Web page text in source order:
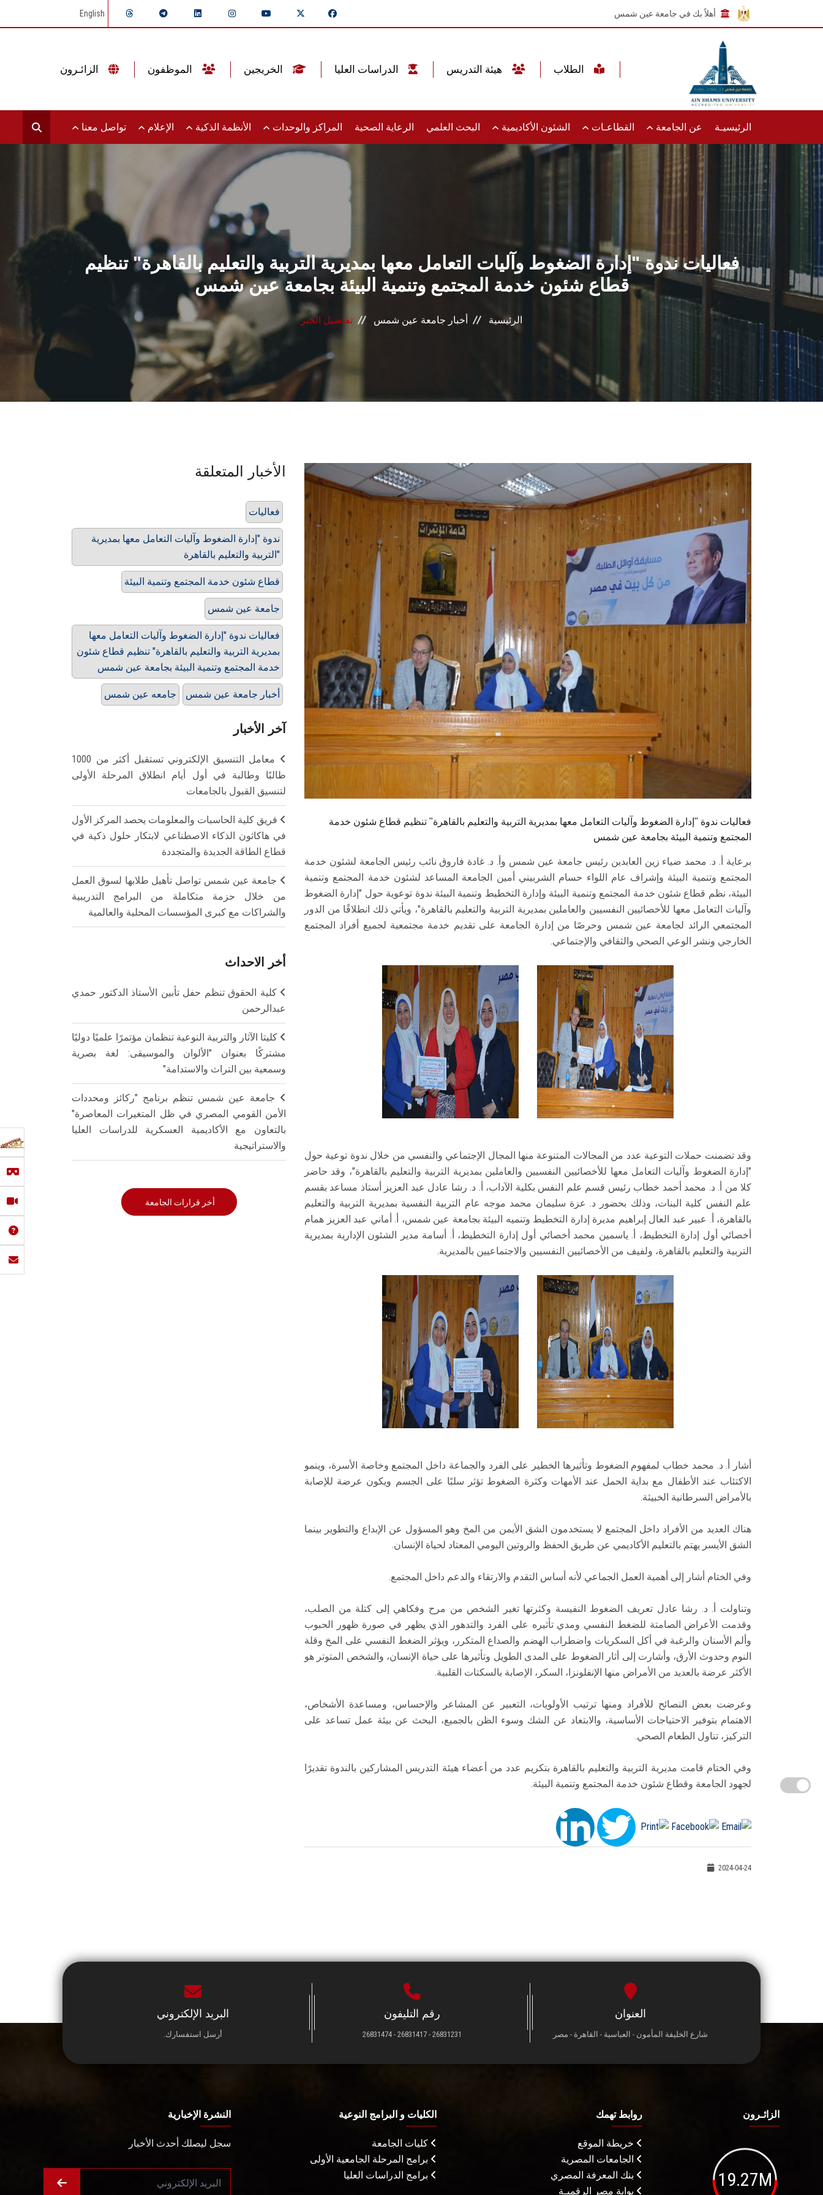
أهلاً بك في جامعة عين شمس English
الرئيسيـة عن الجامعة القطاعـات الشئون الأكاديمية البحث العلمي الرعاية الصحية المراكز والوحدات الأنظمة الذكية الإعلام تواصل معنا
فعاليات ندوة "إدارة الضغوط وآليات التعامل معها بمديرية التربية والتعليم بالقاهرة" تنظيم
قطاع شئون خدمة المجتمع وتنمية البيئة بجامعة عين شمس
الرئيسية أخبار جامعة عين شمس تفاصيل الخبر
فعاليات ندوة "إدارة الضغوط وآليات التعامل معها بمديرية التربية والتعليم بالقاهرة" تنظيم قطاع شئون خدمة
المجتمع وتنمية البيئة بجامعة عين شمس
برعاية أ. د. محمد ضياء زين العابدين رئيس جامعة عين شمس وأ. د. غادة فاروق نائب رئيس الجامعة لشئون خدمة
المجتمع وتنمية البيئة وإشراف عام اللواء حسام الشربيني أمين الجامعة المساعد لشئون خدمة المجتمع وتنمية
البيئة، نظم قطاع شئون خدمة المجتمع وتنمية البيئة وإدارة التخطيط وتنمية البيئة ندوة توعوية حول "إدارة الضغوط
وآليات التعامل معها للأخصائيين النفسيين والعاملين بمديرية التربية والتعليم بالقاهرة"، ويأتي ذلك انطلاقًا من الدور
المجتمعي الرائد لجامعة عين شمس وحرصًا من إدارة الجامعة على تقديم خدمة مجتمعية لجميع أفراد المجتمع
الخارجي ونشر الوعي الصحي والثقافي والإجتماعي.
وقد تضمنت حملات التوعية عدد من المجالات المتنوعة منها المجال الإجتماعي والنفسي من خلال ندوة توعية حول
"إدارة الضغوط وآليات التعامل معها للأخصائيين النفسيين والعاملين بمديرية التربية والتعليم بالقاهرة"، وقد حاضر
كلا من أ. د. محمد أحمد خطاب رئيس قسم علم النفس بكلية الآداب، أ. د. رشا عادل عبد العزيز أستاذ مساعد بقسم
علم النفس كلية البنات، وذلك بحضور د. عزة سليمان محمد موجه عام التربية النفسية بمديرية التربية والتعليم
بالقاهرة، أ. عبير عبد العال إبراهيم مديرة إدارة التخطيط وتنميه البيئة بجامعة عين شمس، أ. أماني عبد العزيز همام
أخصائي أول إدارة التخطيط، أ. ياسمين محمد أخصائي أول إدارة التخطيط، أ. أسامة مدير الشئون الإدارية بمديرية
التربية والتعليم بالقاهرة، ولفيف من الأخصائيين النفسيين والاجتماعيين بالمديرية.
أشار أ. د. محمد خطاب لمفهوم الضغوط وتأثيرها الخطير على الفرد والجماعة داخل المجتمع وخاصة الأسرة، وينمو
الاكتئاب عند الأطفال مع بداية الحمل عند الأمهات وكثرة الضغوط تؤثر سلبًا على الجسم ويكون عرضة للإصابة
بالأمراض السرطانية الخبيثة.
هناك العديد من الأفراد داخل المجتمع لا يستخدمون الشق الأيمن من المخ وهو المسؤول عن الإبداع والتطوير بينما
الشق الأيسر يهتم بالتعليم الأكاديمي عن طريق الحفظ والروتين اليومي المعتاد لحياة الإنسان.
وفي الختام أشار إلى أهمية العمل الجماعي لأنه أساس التقدم والارتقاء والدعم داخل المجتمع.
وتناولت أ. د. رشا عادل تعريف الضغوط النفيسة وكثرتها تغير الشخص من مرح وفكاهي إلى كتلة من الصلب،
وقدمت الأعراض الصامتة للضغط النفسي ومدي تأثيره على الفرد والتدهور الذي يظهر في صورة ظهور الحبوب
وألم الأسنان والرغبة في أكل السكريات واضطراب الهضم والصداع المتكرر، ويؤثر الضغط النفسي على المخ وقلة
النوم وحدوث الأرق، وأشارت إلى أثار الضغوط على المدى الطويل وتأثيرها على حياة الإنسان، والشخص المتوتر هو
الأكثر عرضة بالعديد من الأمراض منها الإنفلونزا، السكر، الإصابة بالسكتات القلبية.
وعرضت بعض النصائح للأفراد ومنها ترتيب الأولويات، التعبير عن المشاعر والإحساس، ومساعدة الأشخاص،
الاهتمام بتوفير الاحتياجات الأساسية، والابتعاد عن الشك وسوء الظن بالجميع، البحث عن بيئة عمل تساعد على
التركيز، تناول الطعام الصحي.
وفي الختام قامت مديرية التربية والتعليم بالقاهرة بتكريم عدد من أعضاء هيئة التدريس المشاركين بالندوة تقديرًا
لجهود الجامعة وقطاع شئون خدمة المجتمع وتنمية البيئة.
2024-04-24
الأخبار المتعلقة
فعاليات
ندوة "إدارة الضغوط وآليات التعامل معها بمديرية
التربية والتعليم بالقاهرة"
قطاع شئون خدمة المجتمع وتنمية البيئة
جامعة عين شمس
فعاليات ندوة "إدارة الضغوط وآليات التعامل معها
بمديرية التربية والتعليم بالقاهرة" تنظيم قطاع شئون
خدمة المجتمع وتنمية البيئة بجامعة عين شمس
جامعه عين شمس أخبار جامعة عين شمس
آخر الأخبار
معامل التنسيق الإلكتروني تستقبل أكثر من 1000
طالبًا وطالبة في أول أيام انطلاق المرحلة الأولى
لتنسيق القبول بالجامعات
فريق كلية الحاسبات والمعلومات يحصد المركز الأول
في هاكاثون الذكاء الاصطناعي لابتكار حلول ذكية في
قطاع الطاقة الجديدة والمتجددة
جامعة عين شمس تواصل تأهيل طلابها لسوق العمل
من خلال حزمة متكاملة من البرامج التدريبية
والشراكات مع كبرى المؤسسات المحلية والعالمية
أخر الاحداث
كلية الحقوق تنظم حفل تأبين الأستاذ الدكتور حمدي
عبدالرحمن
كليتا الآثار والتربية النوعية تنظمان مؤتمرًا علميًا دوليًا
مشتركًا بعنوان "الألوان والموسيقى: لغة بصرية
وسمعية بين التراث والاستدامة"
جامعة عين شمس تنظم برنامج "ركائز ومحددات
الأمن القومي المصري في ظل المتغيرات المعاصرة"
بالتعاون مع الأكاديمية العسكرية للدراسات العليا
والاستراتيجية
أخر قرارات الجامعة
العنوان
شارع الخليفة المأمون - العباسية - القاهرة - مصر
رقم التليفون
26831231 - 26831417 - 26831474
البريد الإلكتروني
أرسل استفسارك.
الزائـرون
19.27M
روابط تهمك
خريطة الموقع
الجامعات المصرية
بنك المعرفة المصري
بوابة مصر الرقميـة
الكليات و البرامج النوعية
كليات الجامعة
برامج المرحلة الجامعية الأولى
برامج الدراسات العليا
النشرة الإخبارية
سجل ليصلك أحدث الأخبار